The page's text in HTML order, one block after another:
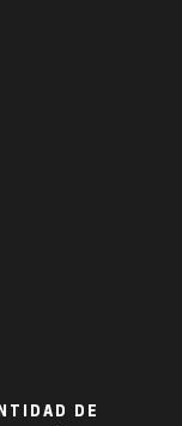
DE